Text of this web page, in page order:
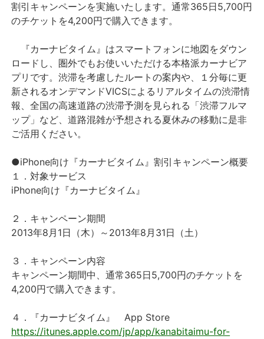
サービス
個人向けサービス
法人向けサービス
採用情報
割引キャンペーンを実施いたします。通常365日5,700円
のチケットを4,200円で購入できます。
『カーナビタイム』はスマートフォンに地図をダウン
ロードし、圏外でもお使いいただける本格派カーナビア
プリです。渋滞を考慮したルートの案内や、１分毎に更
新されるオンデマンドVICSによるリアルタイムの渋滞情
報、全国の高速道路の渋滞予測を見られる「渋滞フルマ
ップ」など、道路混雑が予想される夏休みの移動に是非
ご活用ください。
●iPhone向け『カーナビタイム』割引キャンペーン概要
１．対象サービス
iPhone向け『カーナビタイム』
２．キャンペーン期間
2013年8月1日（木）～2013年8月31日（土）
３．キャンペーン内容
キャンペーン期間中、通常365日5,700円のチケットを
4,200円で購入できます。
４．『カーナビタイム』 App Store
https://itunes.apple.com/jp/app/kanabitaimu-for-